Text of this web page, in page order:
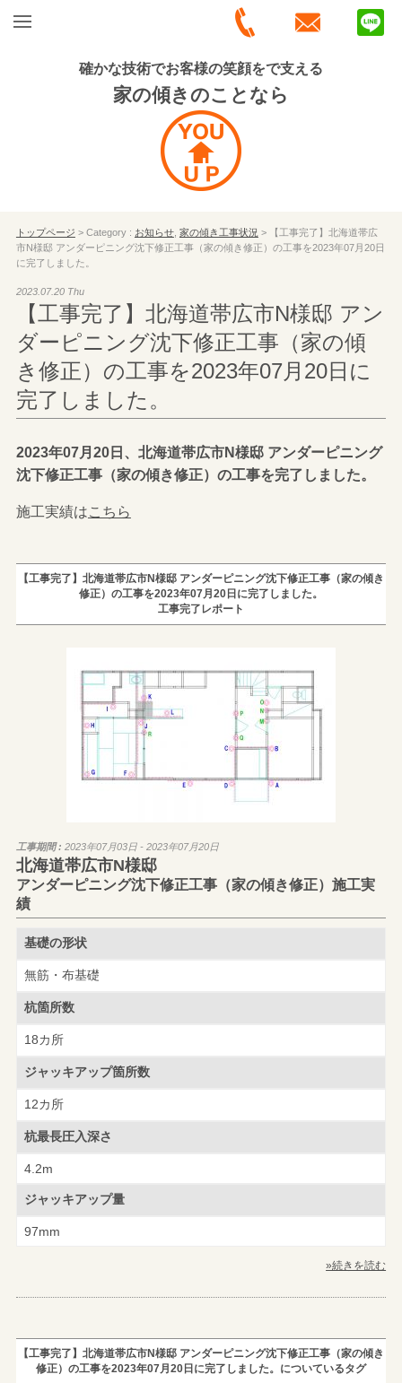
確かな技術でお客様の笑顔をで支える
家の傾きのことなら
トップページ > Category : お知らせ, 家の傾き工事状況 > 【工事完了】北海道帯広
市N様邸 アンダーピニング沈下修正工事（家の傾き修正）の工事を2023年07月20日
に完了しました。
2023.07.20 Thu
【工事完了】北海道帯広市N様邸 アン
ダーピニング沈下修正工事（家の傾
き修正）の工事を2023年07月20日に
完了しました。
2023年07月20日、北海道帯広市N様邸 アンダーピニング
沈下修正工事（家の傾き修正）の工事を完了しました。
施工実績はこちら
【工事完了】北海道帯広市N様邸 アンダーピニング沈下修正工事（家の傾き
修正）の工事を2023年07月20日に完了しました。
工事完了レポート
工事期間 : 2023年07月03日 - 2023年07月20日
北海道帯広市N様邸
アンダーピニング沈下修正工事（家の傾き修正）施工実
績
基礎の形状
無筋・布基礎
杭箇所数
18カ所
ジャッキアップ箇所数
12カ所
杭最長圧入深さ
4.2m
ジャッキアップ量
97mm
»続きを読む
【工事完了】北海道帯広市N様邸 アンダーピニング沈下修正工事（家の傾き
修正）の工事を2023年07月20日に完了しました。についているタグ